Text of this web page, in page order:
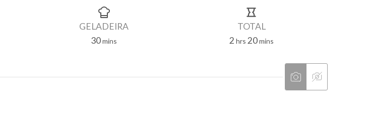
GELADEIRA
30minutes
mins
TOTAL
2hours
hrs 20minutes
mins